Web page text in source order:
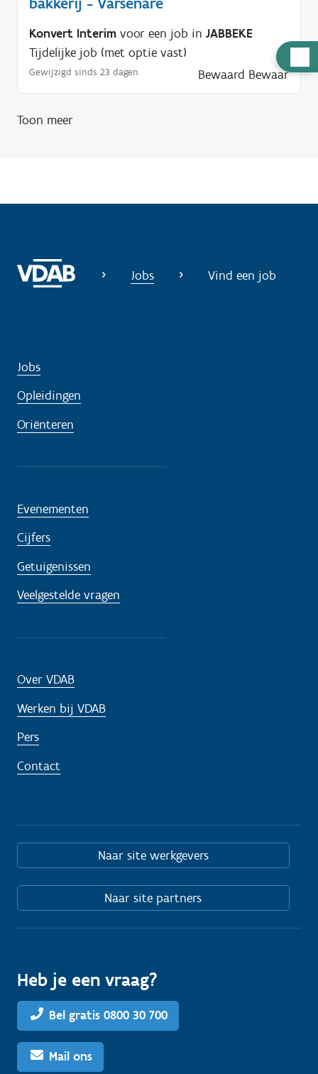
u
l
g
Konvert Interim voor een job in JABBEKE
Tijdelijke job (met optie vast)
Gewijzigd sinds 23 dagen Bewaard Bewaar
Toon meer
Jobs Vind een job
Jobs
Opleidingen
Oriënteren
Evenementen
Cijfers
Getuigenissen
Veelgestelde vragen
Over VDAB
Werken bij VDAB
Pers
Contact
Naar site werkgevers
Naar site partners
Heb je een vraag?
Bel gratis 0800 30 700
Mail ons